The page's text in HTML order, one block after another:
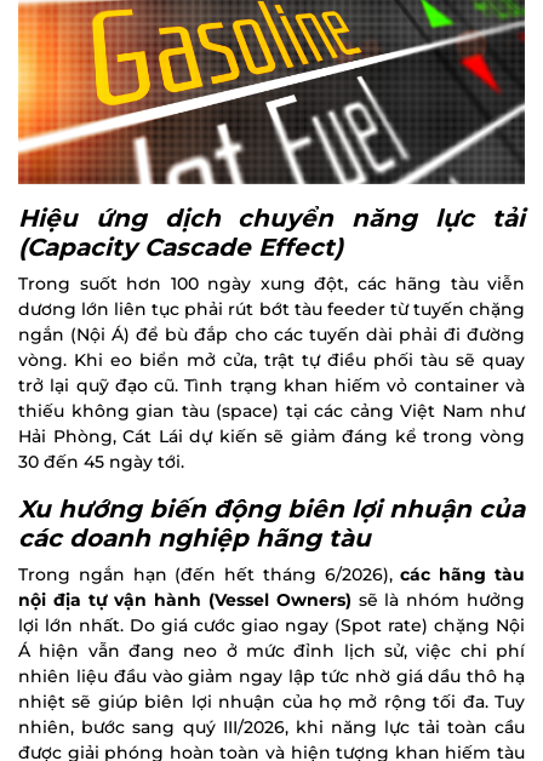
Hiệu ứng dịch chuyển năng lực tải
(Capacity Cascade Effect)
Trong suốt hơn 100 ngày xung đột, các hãng tàu viễn
dương lớn liên tục phải rút bớt tàu feeder từ tuyến chặng
ngắn (Nội Á) để bù đắp cho các tuyến dài phải đi đường
vòng. Khi eo biển mở cửa, trật tự điều phối tàu sẽ quay
trở lại quỹ đạo cũ. Tình trạng khan hiếm vỏ container và
thiếu không gian tàu (space) tại các cảng Việt Nam như
Hải Phòng, Cát Lái dự kiến sẽ giảm đáng kể trong vòng
30 đến 45 ngày tới.
Xu hướng biến động biên lợi nhuận của
các doanh nghiệp hãng tàu
Trong ngắn hạn (đến hết tháng 6/2026),các hãng tàu
nội địa tự vận hành (Vessel Owners) sẽ là nhóm hưởng
lợi lớn nhất. Do giá cước giao ngay (Spot rate) chặng Nội
Á hiện vẫn đang neo ở mức đỉnh lịch sử, việc chi phí
nhiên liệu đầu vào giảm ngay lập tức nhờ giá dầu thô hạ
nhiệt sẽ giúp biên lợi nhuận của họ mở rộng tối đa. Tuy
nhiên, bước sang quý III/2026, khi năng lực tải toàn cầu
được giải phóng hoàn toàn và hiện tượng khan hiếm tàu